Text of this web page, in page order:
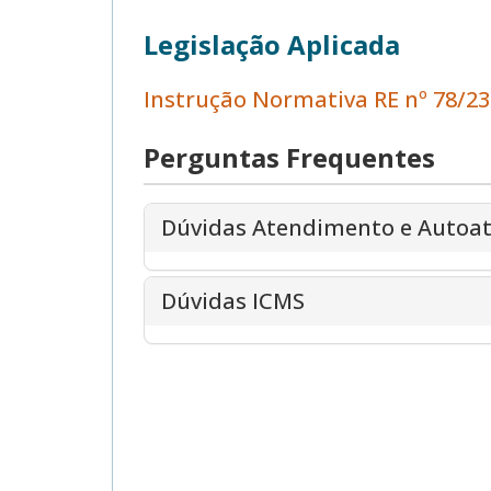
Legislação Aplicada
Instrução Normativa RE nº 78/23
Perguntas Frequentes
Dúvidas Atendimento e
Dúvidas ICMS